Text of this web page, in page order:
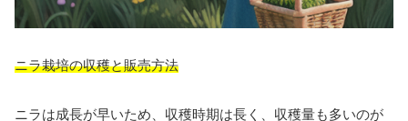
ニラ栽培の収穫と販売方法
ニラは成長が早いため、収穫時期は長く、収穫量も多いのが